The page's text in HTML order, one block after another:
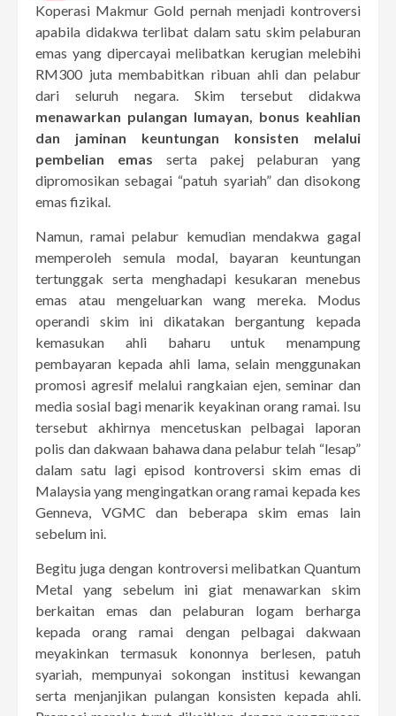
Koperasi Makmur Gold pernah menjadi kontroversi
apabila didakwa terlibat dalam satu skim pelaburan
emas yang dipercayai melibatkan kerugian melebihi
RM300 juta membabitkan ribuan ahli dan pelabur
dari seluruh negara. Skim tersebut didakwa
menawarkan pulangan lumayan, bonus keahlian
dan jaminan keuntungan konsisten melalui
pembelian emas serta pakej pelaburan yang
dipromosikan sebagai “patuh syariah” dan disokong
emas fizikal.
Namun, ramai pelabur kemudian mendakwa gagal
memperoleh semula modal, bayaran keuntungan
tertunggak serta menghadapi kesukaran menebus
emas atau mengeluarkan wang mereka. Modus
operandi skim ini dikatakan bergantung kepada
kemasukan ahli baharu untuk menampung
pembayaran kepada ahli lama, selain menggunakan
promosi agresif melalui rangkaian ejen, seminar dan
media sosial bagi menarik keyakinan orang ramai. Isu
tersebut akhirnya mencetuskan pelbagai laporan
polis dan dakwaan bahawa dana pelabur telah “lesap”
dalam satu lagi episod kontroversi skim emas di
Malaysia yang mengingatkan orang ramai kepada kes
Genneva, VGMC dan beberapa skim emas lain
sebelum ini.
Begitu juga dengan kontroversi melibatkan Quantum
Metal yang sebelum ini giat menawarkan skim
berkaitan emas dan pelaburan logam berharga
kepada orang ramai dengan pelbagai dakwaan
meyakinkan termasuk kononnya berlesen, patuh
syariah, mempunyai sokongan institusi kewangan
serta menjanjikan pulangan konsisten kepada ahli.